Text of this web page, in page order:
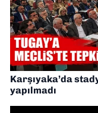
Karşıyaka’da
yapılmadı